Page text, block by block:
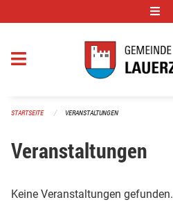
STARTSEITE VERANSTALTUNGEN
Veranstaltungen
Keine Veranstaltungen gefunden.